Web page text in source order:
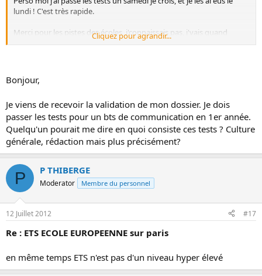
lundi ! C'est très rapide.
Merci pour les pistes des écoles, j'connaissais pas, j'vais quand
même voir. J'ai appelé un conseiller l'autre jour, il m'a dit qu'en le
J'en ai fait pour l'instant une vingtaine sans résultats !
Cliquez pour agrandir...
Bonjour,
Je viens de recevoir la validation de mon dossier. Je dois
passer les tests pour un bts de communication en 1er année.
Quelqu'un pourait me dire en quoi consiste ces tests ? Culture
générale, rédaction mais plus précisément?
P P THIBERGE
Moderator Membre du personnel
12 Juillet 2012 #17
Re : ETS ECOLE EUROPEENNE sur paris
en même temps ETS n'est pas d'un niveau hyper élevé